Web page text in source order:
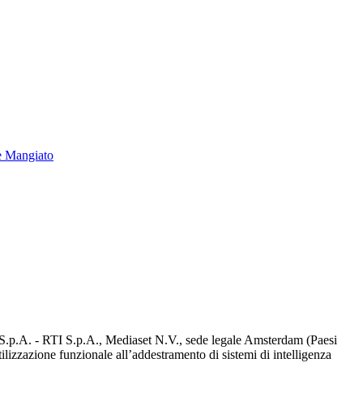
Mangiato
- RTI S.p.A., Mediaset N.V., sede legale Amsterdam (Paesi
funzionale all’addestramento di sistemi di intelligenza